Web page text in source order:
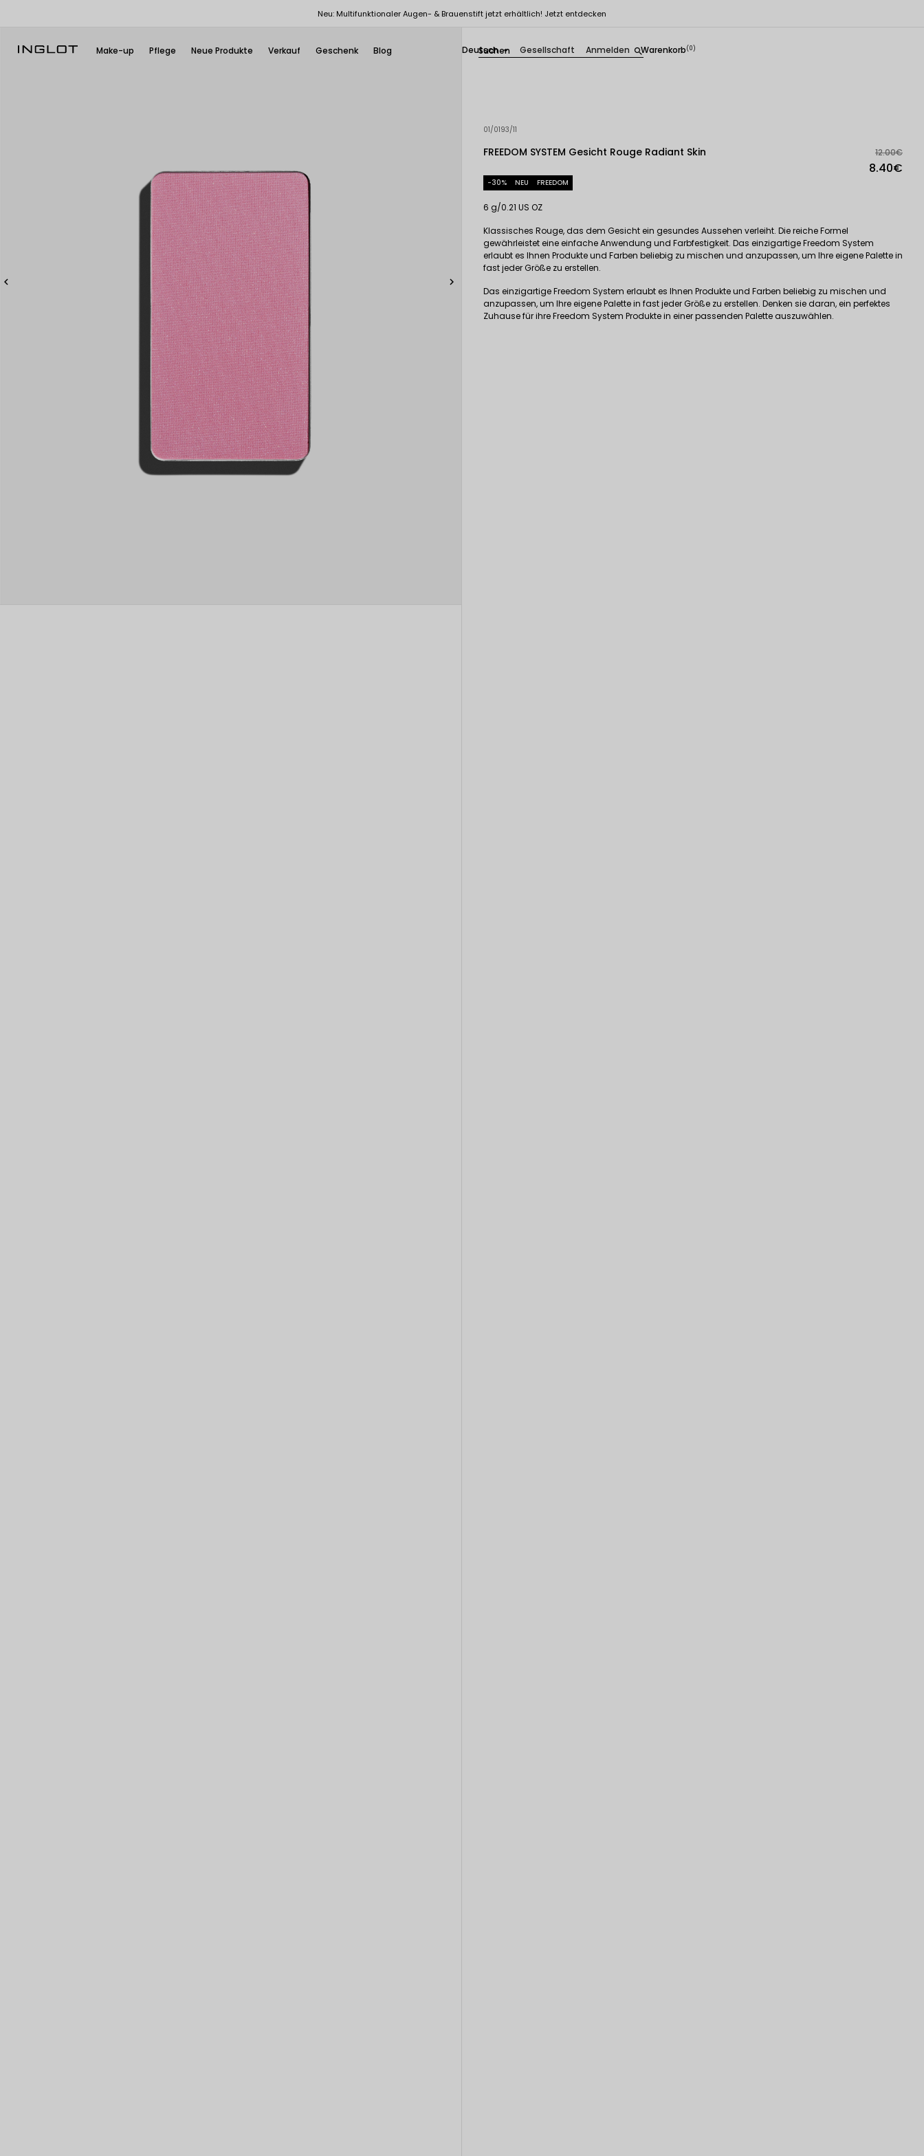
Neu: Multifunktionaler Augen- & Brauenstift jetzt erhältlich! Jetzt entdecken
Make-up Pflege Neue Produkte Verkauf Geschenk Blog search
Deutsch  Gesellschaft Anmelden Warenkorb(0)
 
01/0193/11
FREEDOM SYSTEM Gesicht Rouge Radiant Skin 12.00€
8.40€
-30% NEU FREEDOM
6 g/0.21 US OZ
Klassisches Rouge, das dem Gesicht ein gesundes Aussehen verleiht. Die reiche Formel
gewährleistet eine einfache Anwendung und Farbfestigkeit. Das einzigartige Freedom System
erlaubt es Ihnen Produkte und Farben beliebig zu mischen und anzupassen, um Ihre eigene Palette in
fast jeder Größe zu erstellen.
Das einzigartige Freedom System erlaubt es Ihnen Produkte und Farben beliebig zu mischen und
anzupassen, um Ihre eigene Palette in fast jeder Größe zu erstellen. Denken sie daran, ein perfektes
Zuhause für ihre Freedom System Produkte in einer passenden Palette auszuwählen.